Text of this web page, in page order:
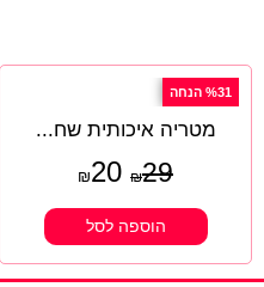
%31 הנחה
₪29
₪20
הוספה לסל